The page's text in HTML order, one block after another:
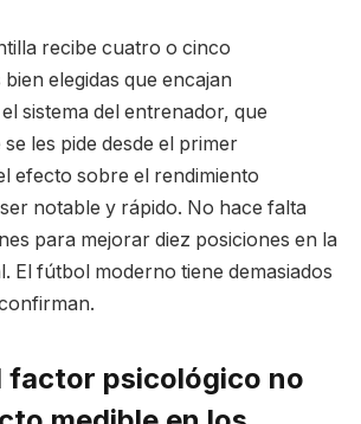
recibe cuatro o cinco
elegidas que encajan
sistema del entrenador, que
les pide desde el primer
efecto sobre el rendimiento
notable y rápido. No hace falta
para mejorar diez posiciones en la
El fútbol moderno tiene demasiados
factor psicológico no